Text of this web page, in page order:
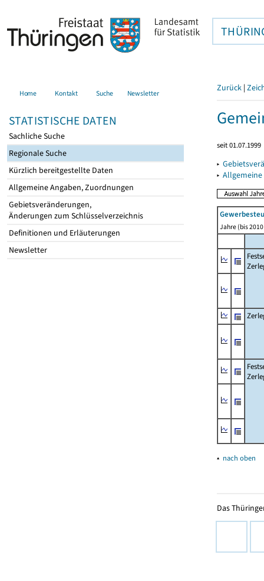
Home Kontakt Suche Newsletter
STATISTISCHE DATEN
Sachliche Suche
Regionale Suche
Kürzlich bereitgestellte Daten
Allgemeine Angaben, Zuordnungen
Gebietsveränderungen,
Änderungen zum Schlüsselverzeichnis
Definitionen und Erläuterungen
Newsletter
Zurück |
seit 01.07.1999
▸
▸
Jahre (bis
▴ nach oben
Das